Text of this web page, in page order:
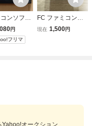
ンソフト
ン KONA
円
フリマ
FC ファミコンソ
フト 沙羅曼蛇 サ
現在 1,500円
オークション